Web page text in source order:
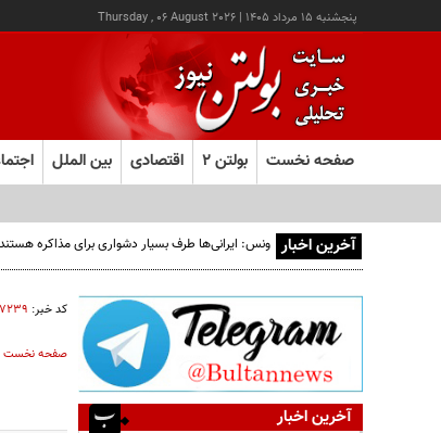
پنجشنبه ۱۵ مرداد ۱۴۰۵ |
Thursday , 06 August 2026
صفحه نخست بولتن ۲ اقتصادی بین الملل
آخرین اخبار ونس: ایرانی‌ها طرف بسیار دشواری برای مذاکره هستند
کد خبر:
صفحه نخست
آخرین اخبار